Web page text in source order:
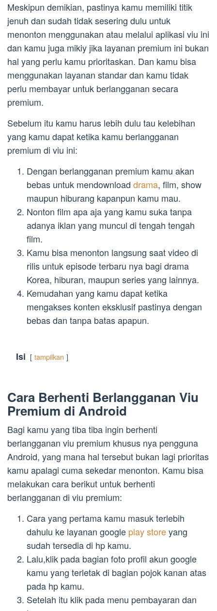
Meskipun demikian, pastinya kamu memiliki titik
jenuh dan sudah tidak sesering dulu untuk
menonton menggunakan atau melalui aplikasi viu ini
dan kamu juga mikiy jika layanan premium ini bukan
hal yang perlu kamu prioritaskan. Dan kamu bisa
menggunakan layanan standar dan kamu tidak
perlu membayar untuk berlangganan secara
premium.
Sebelum itu kamu harus lebih dulu tau kelebihan
yang kamu dapat ketika kamu berlangganan
premium di viu ini:
Dengan berlangganan premium kamu akan
bebas untuk mendownload drama, film, show
maupun hiburang kapanpun kamu mau.
Nonton film apa aja yang kamu suka tanpa
adanya iklan yang muncul di tengah tengah
film.
Kamu bisa menonton langsung saat video di
rilis untuk episode terbaru nya bagi drama
Korea, hiburan, maupun series yang lainnya.
Kemudahan yang kamu dapat ketika
mengakses konten eksklusif pastinya dengan
bebas dan tanpa batas apapun.
Isi tampilkan
Cara Berhenti Berlangganan Viu
Premium di Android
Bagi kamu yang tiba tiba ingin berhenti
berlangganan viu premium khusus nya pengguna
Android, yang mana hal tersebut bukan lagi prioritas
kamu apalagi cuma sekedar menonton. Kamu bisa
melakukan cara berikut untuk berhenti
berlangganan di viu premium:
Cara yang pertama kamu masuk terlebih
dahulu ke layanan google play storeyang
sudah tersedia di hp kamu.
Lalu,klik pada bagian foto profil akun google
kamu yang terletak di bagian pojok kanan atas
pada hp kamu.
Setelah itu klik pada menu pembayaran dan